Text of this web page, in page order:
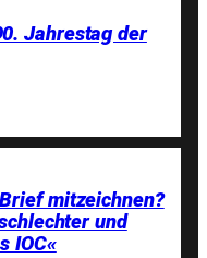
Jahrestag der
mitzeichnen?
und
IOC«